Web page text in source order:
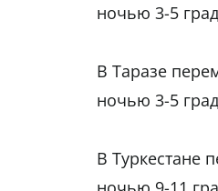
ночью 3-5
В Таразе
ночью 3-5
В Туркестане